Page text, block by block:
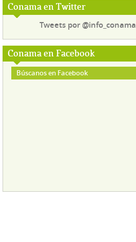
Conama en Twitter
Tweets por @info_conama
Conama en Facebook
Búscanos en Facebook